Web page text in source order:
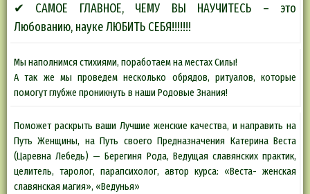
✔ САМОЕ ГЛАВНОЕ, ЧЕМУ ВЫ НАУЧИТЕСЬ – это
Любованию, науке ЛЮБИТЬ СЕБЯ!!!!!!!
Мы наполнимся стихиями, поработаем на местах Силы!
А так же мы проведем несколько обрядов, ритуалов, которые
помогут глубже проникнуть в наши Родовые Знания!
Поможет раскрыть ваши Лучшие женские качества, и направить на
Путь Женщины, на Путь своего Предназначения Катерина Веста
(Царевна Лебедь) — Берегиня Рода, Ведущая славянских практик,
целитель, таролог, парапсихолог, автор курса: «Веста- женская
славянская магия», «Ведунья»